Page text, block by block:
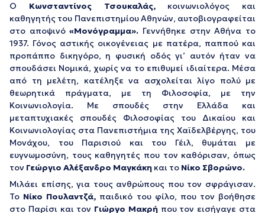
Ο Κωνσταντίνος Τσουκαλάς,κοινωνιολόγος και
καθηγητής του Πανεπιστημίου Αθηνών, αυτοβιογραφείται
στο αποψινό«Μονόγραμμα». Γεννήθηκε στην Αθήνα το
1937. Γόνος αστικής οικογένειας με πατέρα, παππού και
προπάππο δικηγόρο, η φυσική οδός γι’ αυτόν ήταν να
σπουδάσει Νομικά, χωρίς να το επιθυμεί ιδιαίτερα. Μέσα
από τη μελέτη, κατέληξε να ασχολείται λίγο πολύ με
θεωρητικά πράγματα, με τη Φιλοσοφία, με την
Κοινωνιολογία. Με σπουδές στην Ελλάδα και
μεταπτυχιακές σπουδές Φιλοσοφίας του Δικαίου και
Κοινωνιολογίας στα Πανεπιστήμια της Χαϊδελβέργης, του
Μονάχου, του Παρισιού και του Γέιλ, θυμάται με
ευγνωμοσύνη, τους καθηγητές που τον καθόρισαν, όπως
τον Γεώργιο Αλέξανδρο Μαγκάκη και το Νίκο Σβορώνο.
Μιλάει επίσης, για τους ανθρώπους που τον σφράγισαν.
Το Νίκο Πουλαντζά, παιδικό του φίλο, που τον βοήθησε
στο Παρίσι και τον Γιώργο Μακρήπου τον εισήγαγε στα